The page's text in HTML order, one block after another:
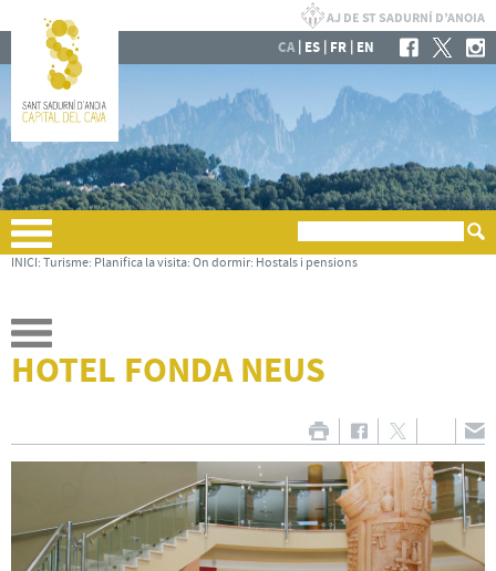
CA| ES | FR | EN
INICI: Turisme: Planifica la visita: On dormir: Hostals i pensions
HOTEL FONDA NEUS